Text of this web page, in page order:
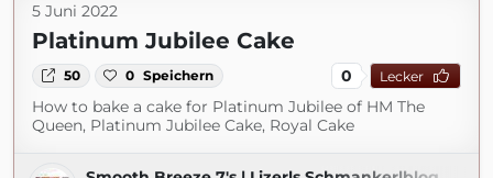
5 Juni 2022
Platinum Jubilee Cake
50 0 Speichern 0 Lecker
How to bake a cake for Platinum Jubilee of HM The
Queen, Platinum Jubilee Cake, Royal Cake